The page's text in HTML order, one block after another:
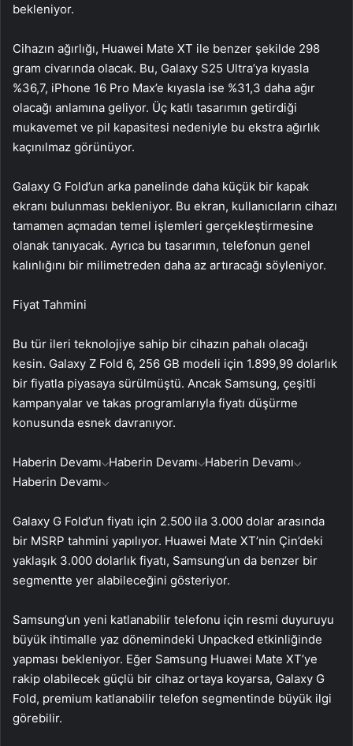
bekleniyor.
Cihazın ağırlığı, Huawei Mate XT ile benzer şekilde 298
gram civarında olacak. Bu, Galaxy S25 Ultra’ya kıyasla
%36,7, iPhone 16 Pro Max’e kıyasla ise %31,3 daha ağır
olacağı anlamına geliyor. Üç katlı tasarımın getirdiği
mukavemet ve pil kapasitesi nedeniyle bu ekstra ağırlık
kaçınılmaz görünüyor.
Galaxy G Fold’un arka panelinde daha küçük bir kapak
ekranı bulunması bekleniyor. Bu ekran, kullanıcıların cihazı
tamamen açmadan temel işlemleri gerçekleştirmesine
olanak tanıyacak. Ayrıca bu tasarımın, telefonun genel
kalınlığını bir milimetreden daha az artıracağı söyleniyor.
Fiyat Tahmini
Bu tür ileri teknolojiye sahip bir cihazın pahalı olacağı
kesin. Galaxy Z Fold 6, 256 GB modeli için 1.899,99 dolarlık
bir fiyatla piyasaya sürülmüştü. Ancak Samsung, çeşitli
kampanyalar ve takas programlarıyla fiyatı düşürme
konusunda esnek davranıyor.
Haberin Devamı Haberin Devamı Haberin Devamı
Haberin Devamı
Galaxy G Fold’un fiyatı için 2.500 ila 3.000 dolar arasında
bir MSRP tahmini yapılıyor. Huawei Mate XT’nin Çin’deki
yaklaşık 3.000 dolarlık fiyatı, Samsung’un da benzer bir
segmentte yer alabileceğini gösteriyor.
Samsung’un yeni katlanabilir telefonu için resmi duyuruyu
büyük ihtimalle yaz dönemindeki Unpacked etkinliğinde
yapması bekleniyor. Eğer Samsung Huawei Mate XT’ye
rakip olabilecek güçlü bir cihaz ortaya koyarsa, Galaxy G
Fold, premium katlanabilir telefon segmentinde büyük ilgi
görebilir.